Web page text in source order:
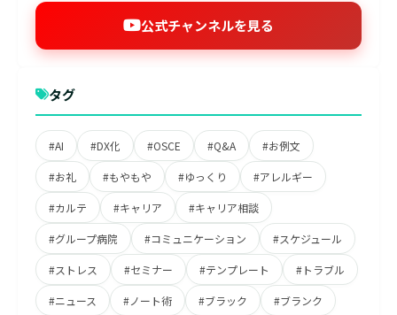
公式チャンネルを見る
タグ
#AI #DX化 #OSCE #Q&A #お例文
#お礼 #もやもや #ゆっくり #アレルギー
#カルテ #キャリア #キャリア相談
#グループ病院 #コミュニケーション #スケジュール
#ストレス #セミナー #テンプレート #トラブル
#ニュース #ノート術 #ブラック #ブランク